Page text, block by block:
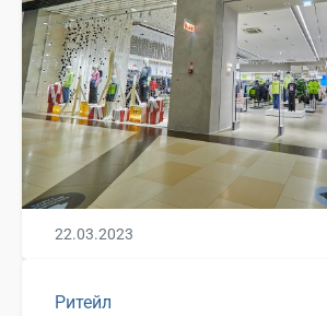
22.03.2023
Ритейл